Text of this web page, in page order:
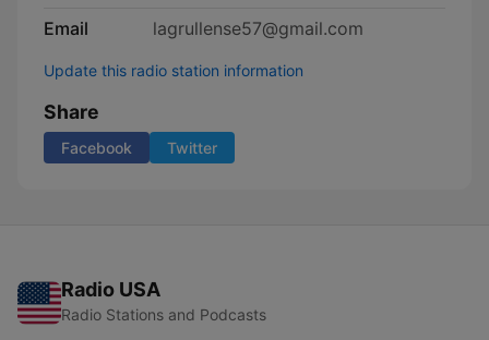
Email
lagrullense57@gmail.com
Update this radio station information
Share
Facebook Twitter
Radio USA
Radio Stations and Podcasts